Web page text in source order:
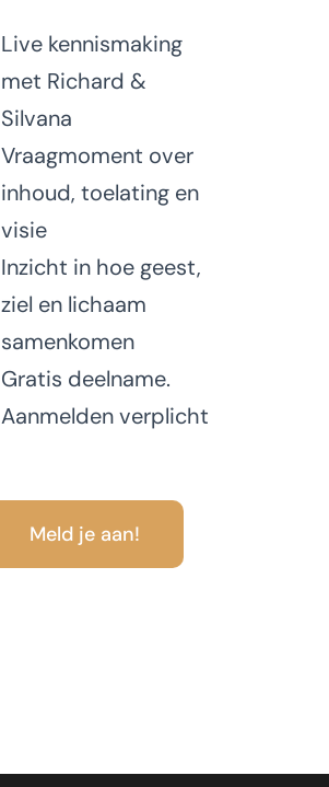
Live kennismaking
met Richard &
Silvana
Vraagmoment over
inhoud, toelating en
visie
Inzicht in hoe geest,
ziel en lichaam
samenkomen
Gratis deelname.
Aanmelden verplicht
Meld je aan!